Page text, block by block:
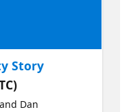
Story
Dan